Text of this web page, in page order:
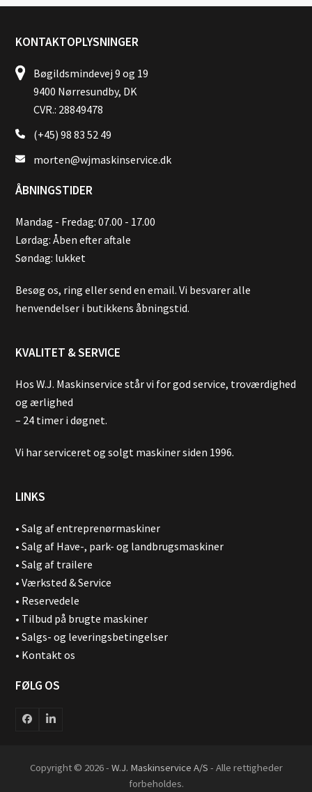
KONTAKTOPLYSNINGER
Bøgildsmindevej 9 og 19
9400 Nørresundby, DK
CVR.: 28849478
(+45) 98 83 52 49
morten@wjmaskinservice.dk
ÅBNINGSTIDER
Mandag - Fredag: 07.00 - 17.00
Lørdag: Åben efter aftale
Søndag: lukket
Besøg os, ring eller send en email. Vi besvarer alle
henvendelser i butikkens åbningstid.
KVALITET & SERVICE
Hos W.J. Maskinservice står vi for god service, troværdighed
og ærlighed
– 24 timer i døgnet.
Vi har serviceret og solgt maskiner siden 1996.
LINKS
•Salg af entreprenørmaskiner
•Salg af Have-, park- og landbrugsmaskiner
•Salg af trailere
•Værksted & Service
• Reservedele
• Tilbud på brugte maskiner
•Salgs- og leveringsbetingelser
• Kontakt os
FØLG OS
FacebookLinkedIn
Copyright © 2026 - W.J. Maskinservice A/S - Alle rettigheder
forbeholdes.